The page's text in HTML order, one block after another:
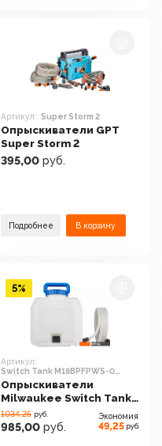
Артикул: Super Storm 2
Опрыскиватели GPT
Super Storm 2
395,00 руб.
Подробнее В корзину
Артикул:
Switch Tank M18BPFPWS-0
4933464965
Опрыскиватели
Milwaukee Switch Tank
M18BPFPWS-0
4933464965
1034.25 руб.
985,00 руб.
Экономия
49,25 руб.
5%